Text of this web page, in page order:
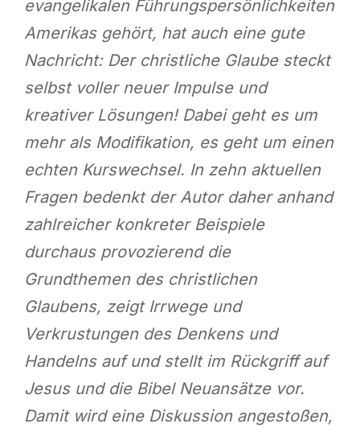
evangelikalen Führungspersönlichkeiten
Amerikas gehört, hat auch eine gute
Nachricht: Der christliche Glaube steckt
selbst voller neuer Impulse und
kreativer Lösungen! Dabei geht es um
mehr als Modifikation, es geht um einen
echten Kurswechsel. In zehn aktuellen
Fragen bedenkt der Autor daher anhand
zahlreicher konkreter Beispiele
durchaus provozierend die
Grundthemen des christlichen
Glaubens, zeigt Irrwege und
Verkrustungen des Denkens und
Handelns auf und stellt im Rückgriff auf
Jesus und die Bibel Neuansätze vor.
Damit wird eine Diskussion angestoßen,